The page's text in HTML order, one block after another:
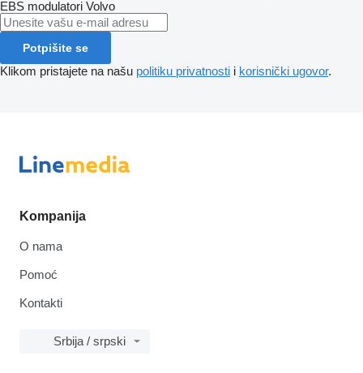
EBS modulatori Volvo
Potpišite se
Klikom pristajete na našu politiku privatnosti i korisnički ugovor.
Kompanija
O nama
Pomoć
Kontakti
Srbija / srpski